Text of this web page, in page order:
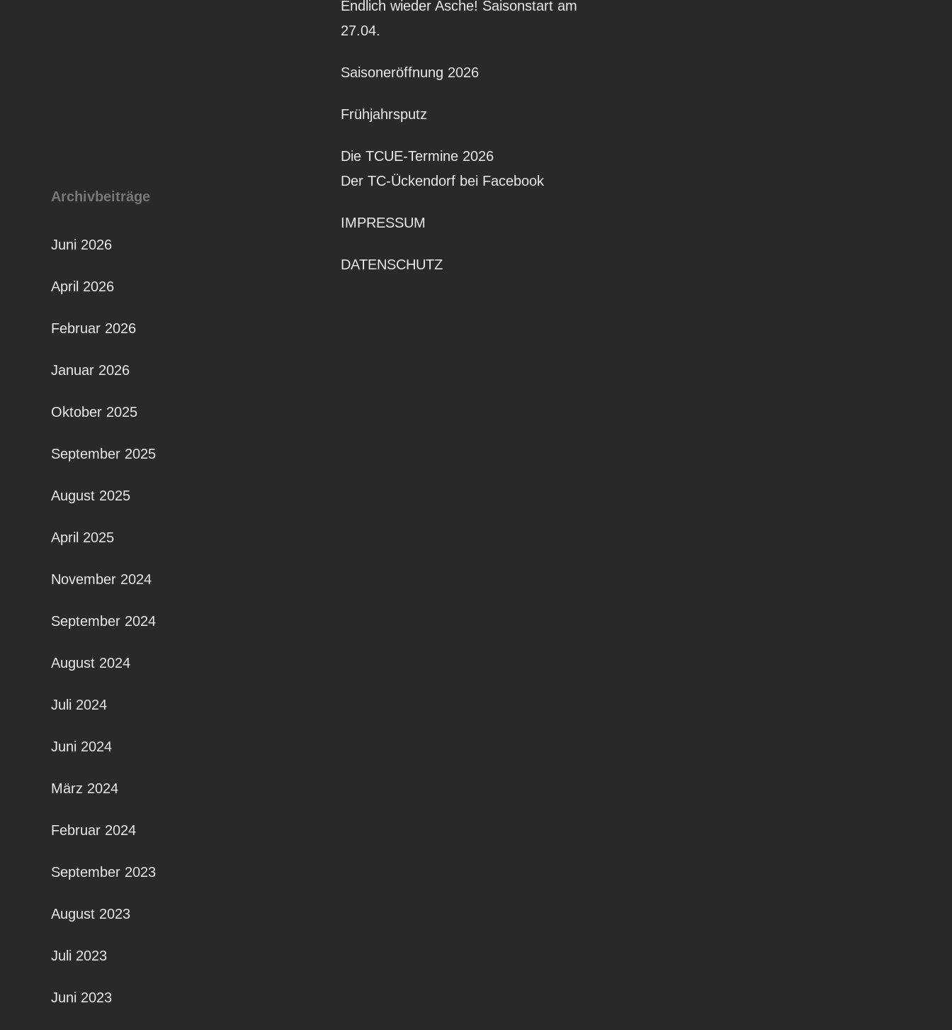
Endlich wieder Asche! Saisonstart am
27.04.
Saisoneröffnung 2026
Frühjahrsputz
Die TCUE-Termine 2026
Archivbeiträge
Juni 2026
April 2026
Februar 2026
Januar 2026
Oktober 2025
September 2025
August 2025
April 2025
November 2024
September 2024
August 2024
Juli 2024
Juni 2024
März 2024
Februar 2024
September 2023
August 2023
Juli 2023
Juni 2023
Der TC-Ückendorf bei Facebook
IMPRESSUM
DATENSCHUTZ